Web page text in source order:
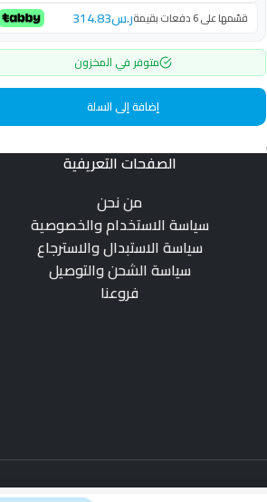
قسّمها على 6 دفعات بقيمة ر.س314.83
متوفر في المخزون
إضافة إلى السلة
الصفحات التعريفية
من نحن
سياسة الاستخدام والخصوصية
سياسة الاستبدال والاسترجاع
سياسة الشحن والتوصيل
فروعنا